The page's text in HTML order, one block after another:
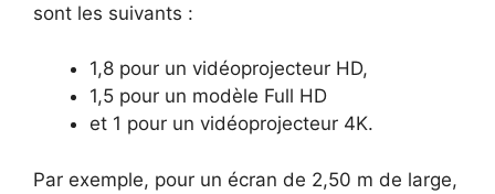
sont les suivants :
1,8 pour un vidéoprojecteur HD,
1,5 pour un modèle Full HD
et 1 pour un vidéoprojecteur 4K.
Par exemple, pour un écran de 2,50 m de large,